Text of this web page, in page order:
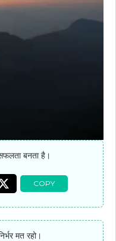
बनता है।
मत रहो।